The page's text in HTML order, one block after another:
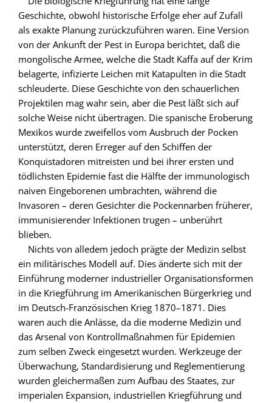
Geschichte, obwohl historische Erfolge eher auf Zufall
als exakte Planung zurückzuführen waren. Eine Version
von der Ankunft der Pest in Europa berichtet, daß die
mongolische Armee, welche die Stadt Kaffa auf der Krim
belagerte, infizierte Leichen mit Katapulten in die Stadt
schleuderte. Diese Geschichte von den schauerlichen
Projektilen mag wahr sein, aber die Pest läßt sich auf
solche Weise nicht übertragen. Die spanische Eroberung
Mexikos wurde zweifellos vom Ausbruch der Pocken
unterstützt, deren Erreger auf den Schiffen der
Konquistadoren mitreisten und bei ihrer ersten und
tödlichsten Epidemie fast die Hälfte der immunologisch
naiven Eingeborenen umbrachten, während die
Invasoren – deren Gesichter die Pockennarben früherer,
immunisierender Infektionen trugen – unberührt
blieben.
Nichts von alledem jedoch prägte der Medizin selbst
ein militärisches Modell auf. Dies änderte sich mit der
Einführung moderner industrieller Organisationsformen
in die Kriegführung im Amerikanischen Bürgerkrieg und
im Deutsch-Französischen Krieg 1870–1871. Dies
waren auch die Anlässe, da die moderne Medizin und
das Arsenal von Kontrollmaßnahmen für Epidemien
zum selben Zweck eingesetzt wurden. Werkzeuge der
Überwachung, Standardisierung und Reglementierung
wurden gleichermaßen zum Aufbau des Staates, zur
imperialen Expansion, industriellen Kriegführung und